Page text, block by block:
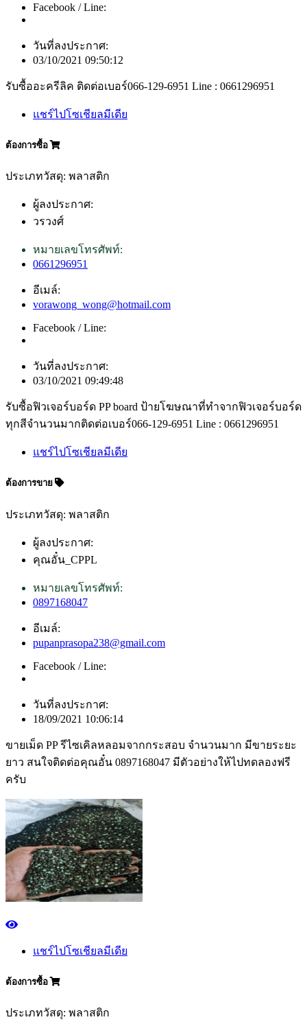
Facebook / Line:
วันที่ลงประกาศ:
03/10/2021 09:50:12
รับซื้ออะครีลิค ติดต่อเบอร์066-129-6951 Line : 0661296951
แชร์ไปโซเชียลมีเดีย
ต้องการซื้อ
ประเภทวัสดุ: พลาสติก
ผู้ลงประกาศ:
วรวงศ์
หมายเลขโทรศัพท์:
0661296951
อีเมล์:
vorawong_wong@hotmail.com
Facebook / Line:
วันที่ลงประกาศ:
03/10/2021 09:49:48
รับซื้อฟิวเจอร์บอร์ด PP board ป้ายโฆษณาที่ทำจากฟิวเจอร์บอร์ด
ทุกสีจำนวนมากติดต่อเบอร์066-129-6951 Line : 0661296951
แชร์ไปโซเชียลมีเดีย
ต้องการขาย
ประเภทวัสดุ: พลาสติก
ผู้ลงประกาศ:
คุณอั๋น_CPPL
หมายเลขโทรศัพท์:
0897168047
อีเมล์:
pupanprasopa238@gmail.com
Facebook / Line:
วันที่ลงประกาศ:
18/09/2021 10:06:14
ขายเม็ด PP รีไซเคิลหลอมจากกระสอบ จำนวนมาก มีขายระยะ
ยาว สนใจติดต่อคุณอั๋น 0897168047 มีตัวอย่างให้ไปทดลองฟรี
ครับ
แชร์ไปโซเชียลมีเดีย
ต้องการซื้อ
ประเภทวัสดุ: พลาสติก